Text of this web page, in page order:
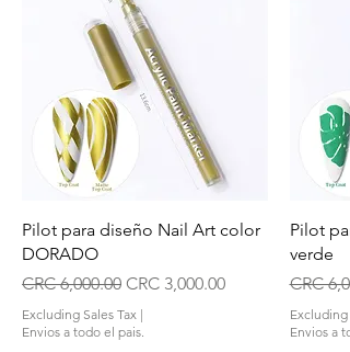
Quick View
Pilot para diseño Nail Art color
DORADO
Regular Price
CRC 6,000.00 Sale Price
CRC 3,000.00
Excluding Sales Tax |
Envios a todo el pais.
Pilot
verde
CRC
Excluding
Envios a